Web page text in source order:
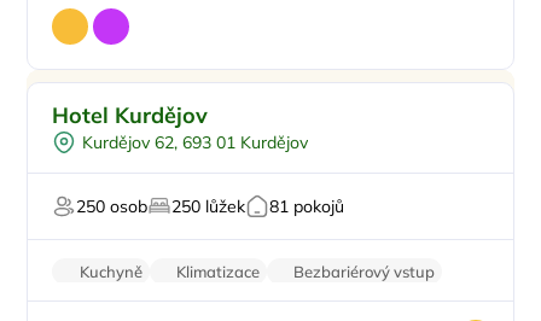
Vířivka
Dobíjecí stanice
Pro svatby a oslavy
Hotel Kurdějov
Kurdějov 62, 693 01 Kurdějov
250 osob 250 lůžek 81 pokojů
Kuchyně Klimatizace
Bezbariérový vstup
Minibar
Recepce